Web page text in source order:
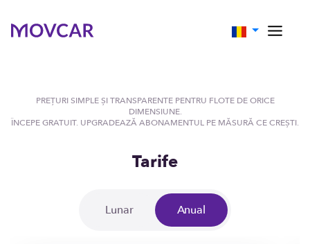
PREȚURI SIMPLE ȘI TRANSPARENTE PENTRU FLOTE DE ORICE
DIMENSIUNE.
ÎNCEPE GRATUIT. UPGRADEAZĂ ABONAMENTUL PE MĂSURĂ CE CREȘTI.
Tarife
Lunar Anual